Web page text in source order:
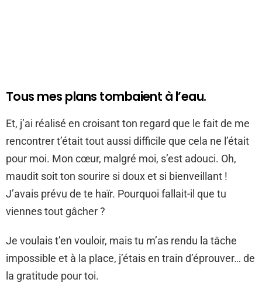
Tous mes plans tombaient à l’eau.
Et, j’ai réalisé en croisant ton regard que le fait de me
rencontrer t’était tout aussi difficile que cela ne l’était
pour moi. Mon cœur, malgré moi, s’est adouci. Oh,
maudit soit ton sourire si doux et si bienveillant !
J’avais prévu de te haïr. Pourquoi fallait-il que tu
viennes tout gâcher ?
Je voulais t’en vouloir, mais tu m’as rendu la tâche
impossible et à la place, j’étais en train d’éprouver… de
la gratitude pour toi.